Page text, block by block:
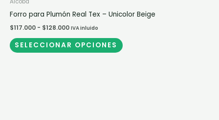
Forro para Plumón Real Tex – Unicolor Beige
$117.000 - $128.000 IVA inluido
SELECCIONAR OPCIONES